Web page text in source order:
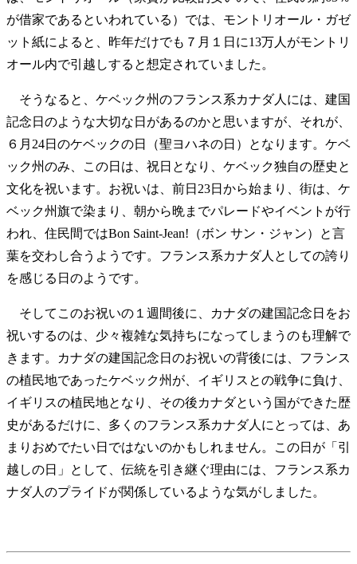
が借家であるといわれている）では、モントリオール・ガゼ
ット紙によると、昨年だけでも７月１日に13万人がモントリ
オール内で引越しすると想定されていました。
そうなると、ケベック州のフランス系カナダ人には、建国
記念日のような大切な日があるのかと思いますが、それが、
６月24日のケベックの日（聖ヨハネの日）となります。ケベ
ック州のみ、この日は、祝日となり、ケベック独自の歴史と
文化を祝います。お祝いは、前日23日から始まり、街は、ケ
ベック州旗で染まり、朝から晩までパレードやイベントが行
われ、住民間ではBon Saint-Jean!（ボン サン・ジャン）と言
葉を交わし合うようです。フランス系カナダ人としての誇り
を感じる日のようです。
そしてこのお祝いの１週間後に、カナダの建国記念日をお
祝いするのは、少々複雑な気持ちになってしまうのも理解で
きます。カナダの建国記念日のお祝いの背後には、フランス
の植民地であったケベック州が、イギリスとの戦争に負け、
イギリスの植民地となり、その後カナダという国ができた歴
史があるだけに、多くのフランス系カナダ人にとっては、あ
まりおめでたい日ではないのかもしれません。この日が「引
越しの日」として、伝統を引き継ぐ理由には、フランス系カ
ナダ人のプライドが関係しているような気がしました。